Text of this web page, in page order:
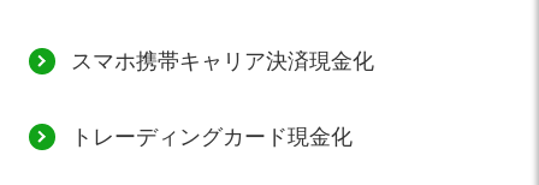
スマホ携帯キャリア決済現金化
トレーディングカード現金化